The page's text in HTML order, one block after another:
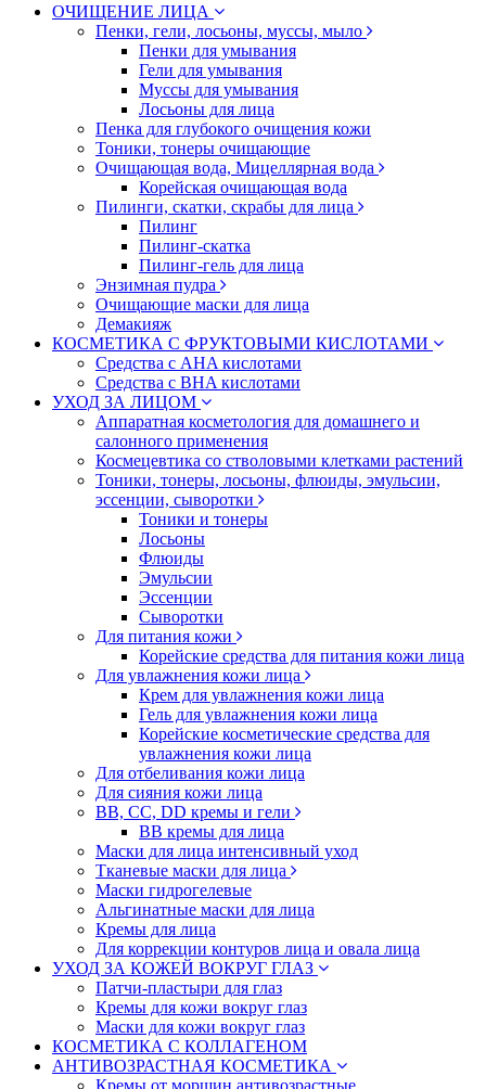
ОЧИЩЕНИЕ ЛИЦА
Пенки, гели, лосьоны, муссы, мыло
Пенки для умывания
Гели для умывания
Муссы для умывания
Лосьоны для лица
Пенка для глубокого очищения кожи
Тоники, тонеры очищающие
Очищающая вода, Мицеллярная вода
Корейская очищающая вода
Пилинги, скатки, скрабы для лица
Пилинг
Пилинг-скатка
Пилинг-гель для лица
Энзимная пудра
Очищающие маски для лица
Демакияж
КОСМЕТИКА С ФРУКТОВЫМИ КИСЛОТАМИ
Средства с AHA кислотами
Средства с BHA кислотами
УХОД ЗА ЛИЦОМ
Аппаратная косметология для домашнего и
салонного применения
Космецевтика со стволовыми клетками растений
Тоники, тонеры, лосьоны, флюиды, эмульсии,
эссенции, сыворотки
Тоники и тонеры
Лосьоны
Флюиды
Эмульсии
Эссенции
Сыворотки
Для питания кожи
Корейские средства для питания кожи лица
Для увлажнения кожи лица
Крем для увлажнения кожи лица
Гель для увлажнения кожи лица
Корейские косметические средства для
увлажнения кожи лица
Для отбеливания кожи лица
Для сияния кожи лица
BB, CC, DD кремы и гели
BB кремы для лица
Маски для лица интенсивный уход
Тканевые маски для лица
Маски гидрогелевые
Альгинатные маски для лица
Кремы для лица
Для коррекции контуров лица и овала лица
УХОД ЗА КОЖЕЙ ВОКРУГ ГЛАЗ
Патчи-пластыри для глаз
Кремы для кожи вокруг глаз
Маски для кожи вокруг глаз
КОСМЕТИКА С КОЛЛАГЕНОМ
АНТИВОЗРАСТНАЯ КОСМЕТИКА
Кремы от морщин антивозрастные